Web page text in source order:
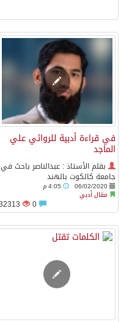
في قراءة أدبية للروائي علي
الماجد
بقلم الأستاذ : عبدالناصر باحث في
جامعة كالكوت بالهند
06/02/2020
مقال أدبي
0
32313